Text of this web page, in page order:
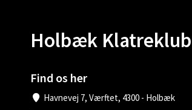
Holbæk Klatreklub
Find os her
Havnevej 7, Værftet, 4300 - Holbæk